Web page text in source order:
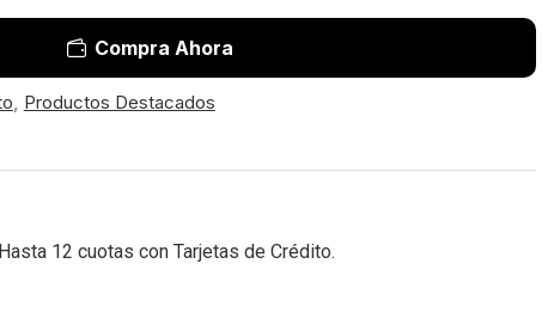
Compra Ahora
, Productos Destacados
12 cuotas con Tarjetas de Crédito.